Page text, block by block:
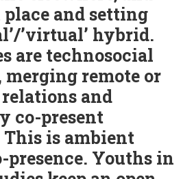
and setting
’virtual’ hybrid.
are technosocial
merging remote or
and
co-present
is ambient
Youths in